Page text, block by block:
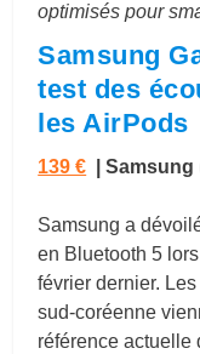
optimisés pour
Samsung
test des
les AirPods
139 € | Samsung
Samsung a
en Bluetooth 5
février dernier.
sud-coréenne
référence actuelle